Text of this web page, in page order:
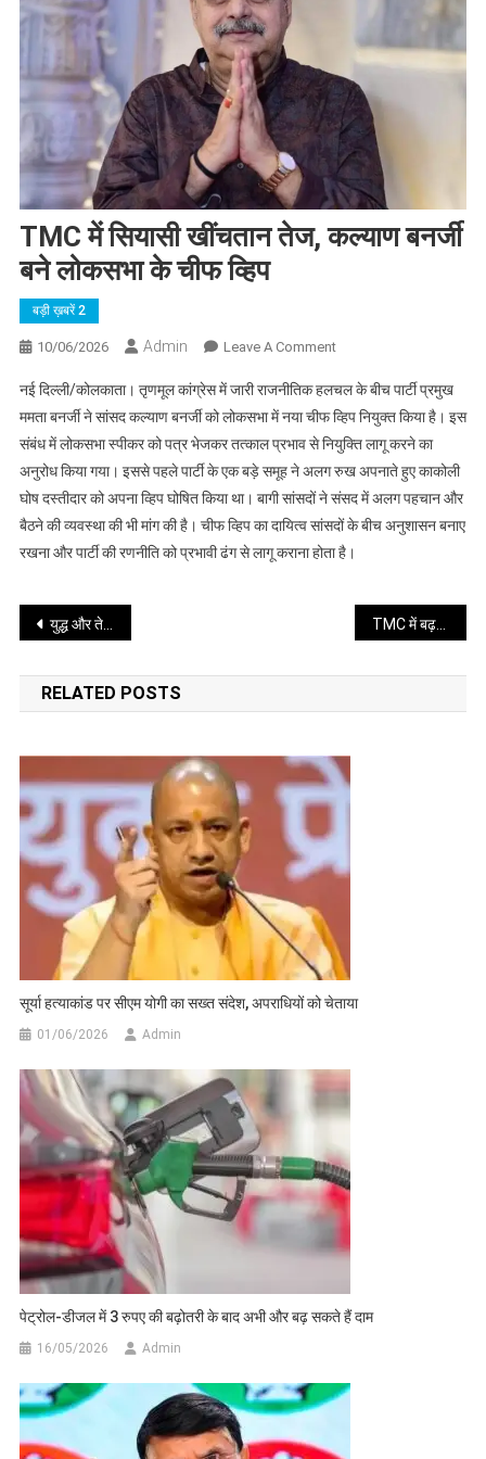
TMC में सियासी खींचतान तेज, कल्याण बनर्जी
बने लोकसभा के चीफ व्हिप
बड़ी ख़बरें 2
10/06/2026 Admin Leave A CommentOn
में
सियासी
खींचतान
तेज,
कल्याण
बनर्जी
बने
नई दिल्ली/कोलकाता। तृणमूल कांग्रेस में जारी राजनीतिक हलचल के बीच पार्टी प्रमुख
ममता बनर्जी ने सांसद कल्याण बनर्जी को लोकसभा में नया चीफ व्हिप नियुक्त किया है। इस
संबंध में लोकसभा स्पीकर को पत्र भेजकर तत्काल प्रभाव से नियुक्ति लागू करने का
अनुरोध किया गया। इससे पहले पार्टी के एक बड़े समूह ने अलग रुख अपनाते हुए काकोली
घोष दस्तीदार को अपना व्हिप घोषित किया था। बागी सांसदों ने संसद में अलग पहचान और
बैठने की व्यवस्था की भी मांग की है। चीफ व्हिप का दायित्व सांसदों के बीच अनुशासन बनाए
रखना और पार्टी की रणनीति को प्रभावी ढंग से लागू कराना होता है।
Post
navigation
युद्ध और तेल संकट का असर: भारत की विकास दर पर बढ़ा दबाव
RELATED POSTS
सूर्या हत्याकांड पर सीएम योगी का सख्त संदेश, अपराधियों को चेताया
01/06/2026 Admin
पेट्रोल-डीजल में 3 रुपए की बढ़ोतरी के बाद अभी और बढ़ सकते हैं दाम
16/05/2026 Admin